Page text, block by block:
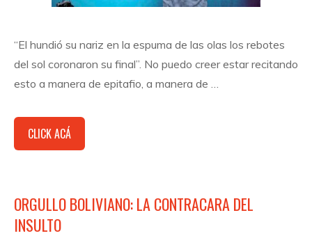
“El hundió su nariz en la espuma de las olas los rebotes
del sol coronaron su final”. No puedo creer estar recitando
esto a manera de epitafio, a manera de …
CLICK ACÁ
ORGULLO BOLIVIANO: LA CONTRACARA DEL
INSULTO